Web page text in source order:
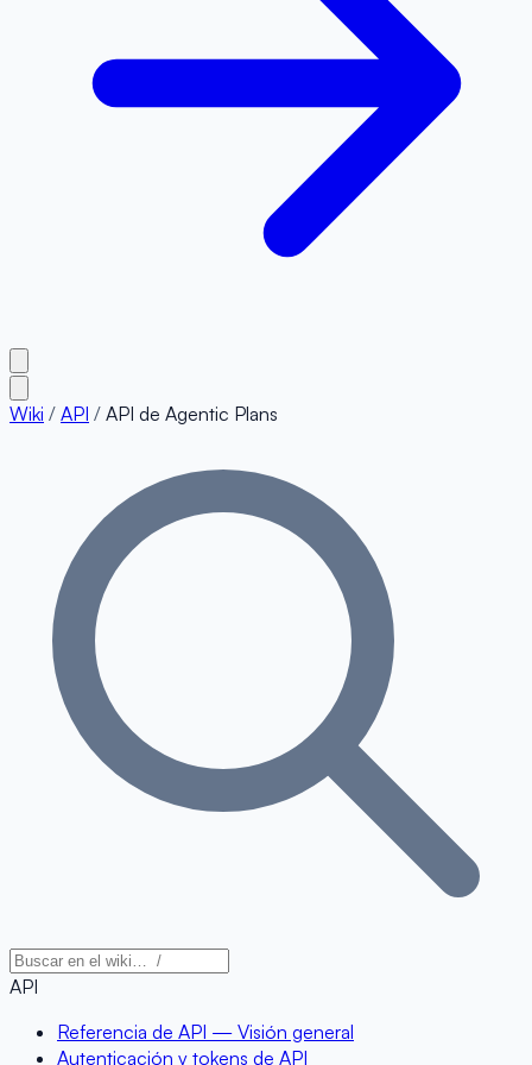
Wiki / API / API de Agentic Plans
API
Referencia de API — Visión general
Autenticación y tokens de API